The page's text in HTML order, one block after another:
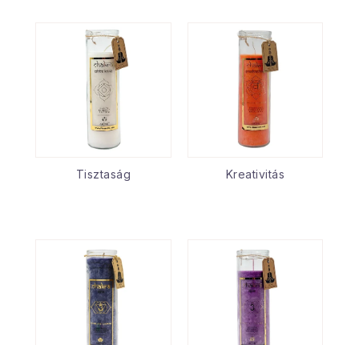
Tisztaság Kreativitás